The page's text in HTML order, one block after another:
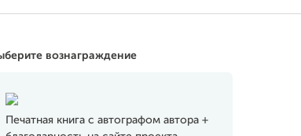
вознаграждение
Печатная книга с автографом автора +